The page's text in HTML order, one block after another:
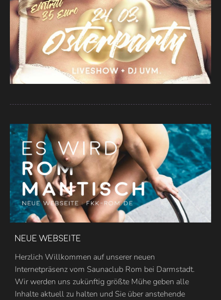
Neue Webseite
Herzlich Willkommen auf unserer neuen
Internetpräsenz vom Saunaclub Rom bei Darmstadt.
Wir werden uns zukünftig größte Mühe geben alle
Inhalte aktuell zu halten und Sie über anstehende